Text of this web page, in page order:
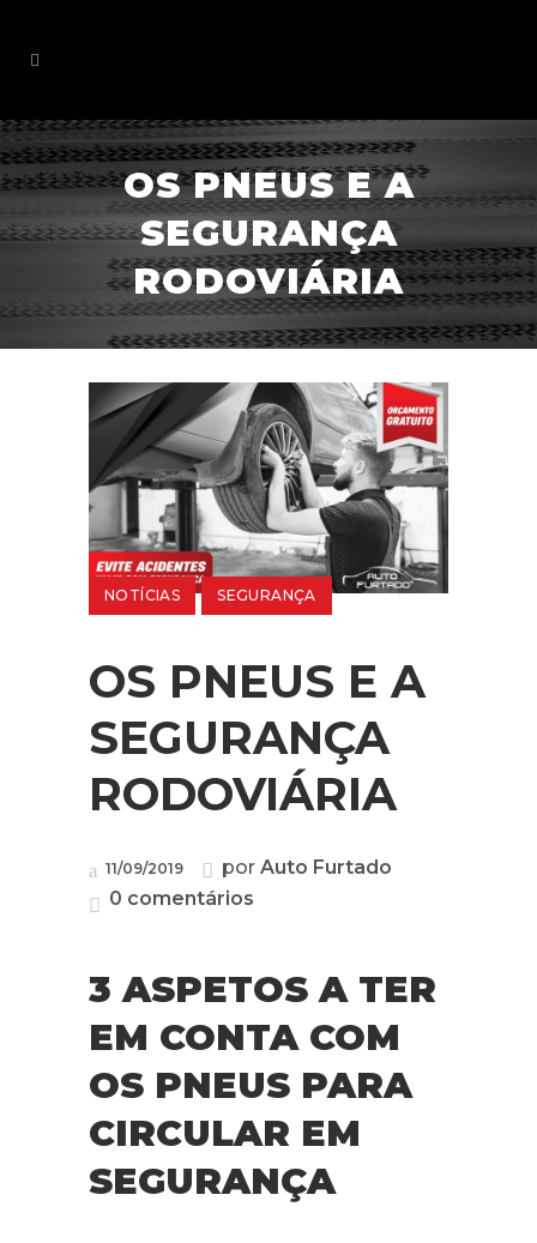
OS PNEUS E A
SEGURANÇA
RODOVIÁRIA
NOTÍCIAS SEGURANÇA
OS PNEUS E A
SEGURANÇA
RODOVIÁRIA
11/09/2019 por Auto Furtado
0 comentários
3 ASPETOS A TER
EM CONTA COM
OS PNEUS PARA
CIRCULAR EM
SEGURANÇA